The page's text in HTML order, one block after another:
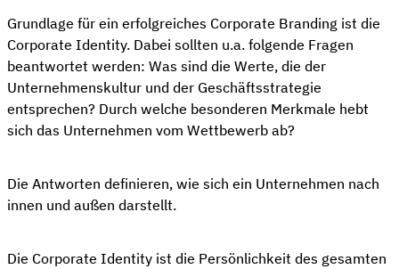
Grundlage für ein erfolgreiches Corporate Branding ist die
Corporate Identity. Dabei sollten u.a. folgende Fragen
beantwortet werden: Was sind die Werte, die der
Unternehmenskultur und der Geschäftsstrategie
entsprechen? Durch welche besonderen Merkmale hebt
sich das Unternehmen vom Wettbewerb ab?
Die Antworten definieren, wie sich ein Unternehmen nach
innen und außen darstellt.
Die Corporate Identity ist die Persönlichkeit des gesamten